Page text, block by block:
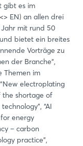
gibt es im
EN) an allen drei
Jahr mit rund 50
bietet ein breites
Vorträge zu
der Branche“,
Themen im
electroplating
the shortage of
“AI
energy
– carbon
practice”,